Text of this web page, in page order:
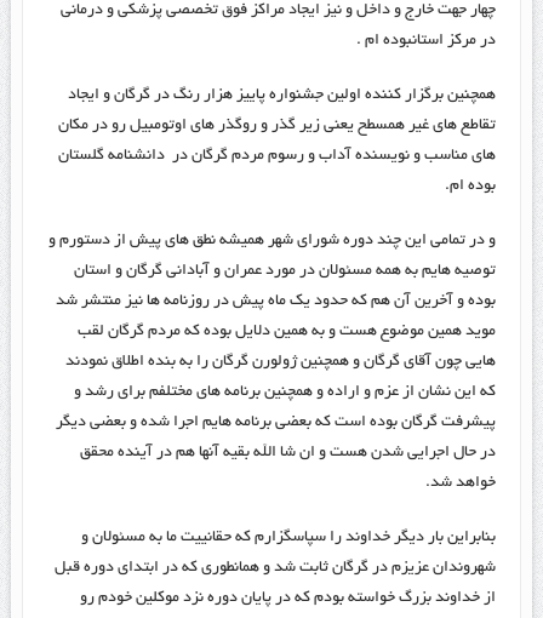
چهار جهت خارج و داخل و نیز ایجاد مراکز فوق تخصصی پزشکی و درمانی
در مرکز استانبوده ام .
همچنین برگزار کننده اولین جشنواره پاییز هزار رنگ در گرگان و ایجاد
تقاطع های غیر همسطح یعنی زیر گذر و روگذر های اوتومبیل رو در مکان
های مناسب و نویسنده آداب و رسوم مردم گرگان در دانشنامه گلستان
بوده ام.
و در تمامی این چند دوره شورای شهر همیشه نطق های پیش از دستورم و
توصیه هایم به همه مسئولان در مورد عمران و آبادانی گرگان و استان
بوده و آخرین آن هم که حدود یک ماه پیش در روزنامه ها نیز منتشر شد
موید همین موضوع هست و به همین دلایل بوده که مردم گرگان لقب
هایی چون آقای گرگان و همچنین ژولورن گرگان را به بنده اطلاق نمودند
که این نشان از عزم و اراده و همچنین برنامه های مختلفم برای رشد و
پیشرفت گرگان بوده است که بعضی برنامه هایم اجرا شده و بعضی دیگر
در حال اجرایی شدن هست و ان شا الله بقیه آنها هم در آینده محقق
خواهد شد.
بنابراین بار دیگر خداوند را سپاسگزارم که حقانییت ما به مسئولان و
شهروندان عزیزم در گرگان ثابت شد و همانطوری که در ابتدای دوره قبل
از خداوند بزرگ خواسته بودم که در پایان دوره نزد موکلین خودم رو